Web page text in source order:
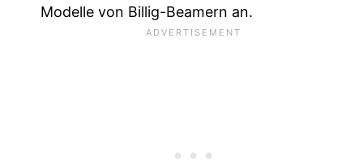
Modelle von Billig-Beamern an.